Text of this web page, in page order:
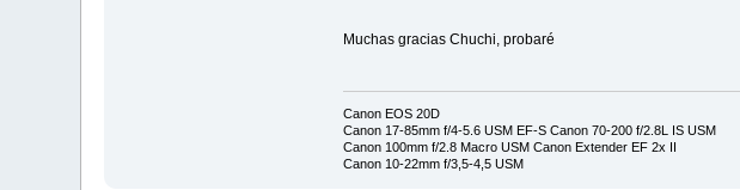
Muchas gracias Chuchi, probaré
Canon EOS 20D
Canon 17-85mm f/4-5.6 USM EF-S Canon 70-200 f/2.8L IS USM
Canon 100mm f/2.8 Macro USM Canon Extender EF 2x II
Canon 10-22mm f/3,5-4,5 USM